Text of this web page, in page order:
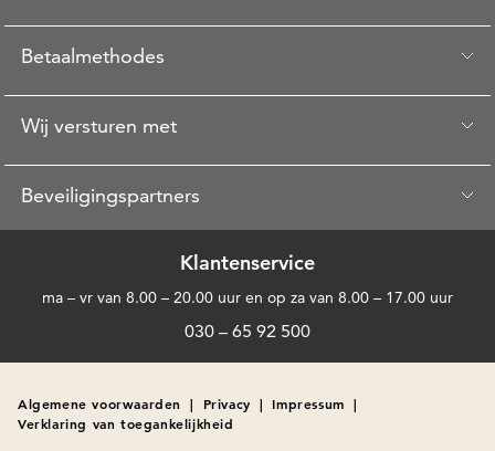
Betaalmethodes
Wij versturen met
Beveiligingspartners
Klantenservice
ma – vr van 8.00 – 20.00 uur en op za van 8.00 – 17.00 uur
030 – 65 92 500
Algemene voorwaarden | Privacy | Impressum |
Verklaring van toegankelijkheid